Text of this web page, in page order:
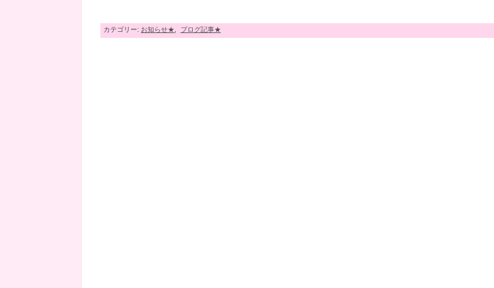
カテゴリー: お知らせ★ ブログ記事★